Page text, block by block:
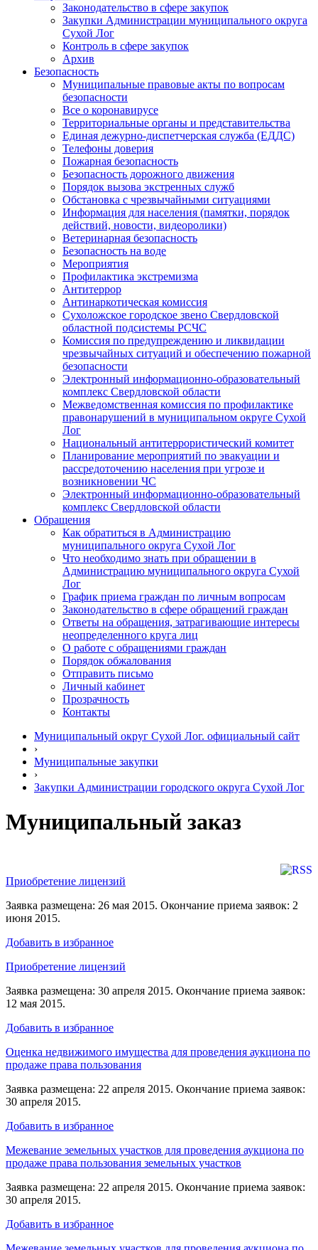
Законодательство в сфере закупок
Закупки Администрации муниципального округа
Сухой Лог
Контроль в сфере закупок
Архив
Безопасность
Муниципальные правовые акты по вопросам
безопасности
Все о коронавирусе
Территориальные органы и представительства
Единая дежурно-диспетчерская служба (ЕДДС)
Телефоны доверия
Пожарная безопасность
Безопасность дорожного движения
Порядок вызова экстренных служб
Обстановка с чрезвычайными ситуациями
Информация для населения (памятки, порядок
действий, новости, видеоролики)
Ветеринарная безопасность
Безопасность на воде
Мероприятия
Профилактика экстремизма
Антитеррор
Антинаркотическая комиссия
Сухоложское городское звено Свердловской
областной подсистемы РСЧС
Комиссия по предупреждению и ликвидации
чрезвычайных ситуаций и обеспечению пожарной
безопасности
Электронный информационно-образовательный
комплекс Cвердловской области
Межведомственная комиссия по профилактике
правонарушений в муниципальном округе Сухой
Лог
Национальный антитеррористический комитет
Планирование мероприятий по эвакуации и
рассредоточению населения при угрозе и
возникновении ЧС
Электронный информационно-образовательный
комплекс Свердловской области
Обращения
Как обратиться в Администрацию
муниципального округа Сухой Лог
Что необходимо знать при обращении в
Администрацию муниципального округа Сухой
Лог
График приема граждан по личным вопросам
Законодательство в сфере обращений граждан
Ответы на обращения, затрагивающие интересы
неопределенного круга лиц
О работе с обращениями граждан
Порядок обжалования
Отправить письмо
Личный кабинет
Прозрачность
Контакты
Муниципальный округ Сухой Лог. официальный сайт
›
Муниципальные закупки
›
Закупки Администрации городского округа Сухой Лог
Муниципальный заказ
Приобретение лицензий
Заявка размещена: 26 мая 2015. Окончание приема заявок: 2
июня 2015.
Добавить в избранное
Приобретение лицензий
Заявка размещена: 30 апреля 2015. Окончание приема заявок:
12 мая 2015.
Добавить в избранное
Оценка недвижимого имущества для проведения аукциона по
продаже права пользования
Заявка размещена: 22 апреля 2015. Окончание приема заявок:
30 апреля 2015.
Добавить в избранное
Межевание земельных участков для проведения аукциона по
продаже права пользования земельных участков
Заявка размещена: 22 апреля 2015. Окончание приема заявок:
30 апреля 2015.
Добавить в избранное